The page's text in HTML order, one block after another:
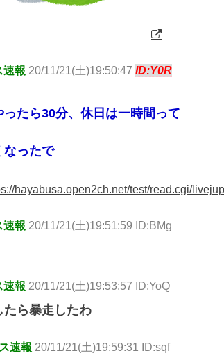
速報 20/11/21(土)19:50:47 ID:Y0R
たら30分、休日は一時間って
なったで
hayabusa.open2ch.net/test/read.cgi/
速報 20/11/21(土)19:51:59 ID:BMg
速報 20/11/21(土)19:53:57 ID:YoQ
たら暴走したわ
速報 20/11/21(土)19:59:31 ID:sqf